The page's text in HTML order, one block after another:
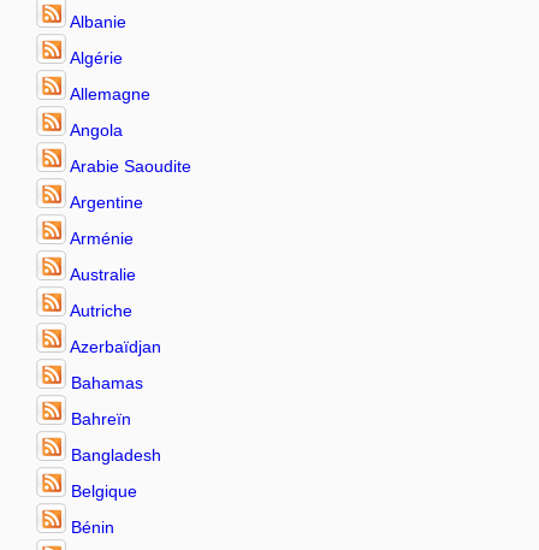
Albanie
Algérie
Allemagne
Angola
Arabie Saoudite
Argentine
Arménie
Australie
Autriche
Azerbaïdjan
Bahamas
Bahreïn
Bangladesh
Belgique
Bénin